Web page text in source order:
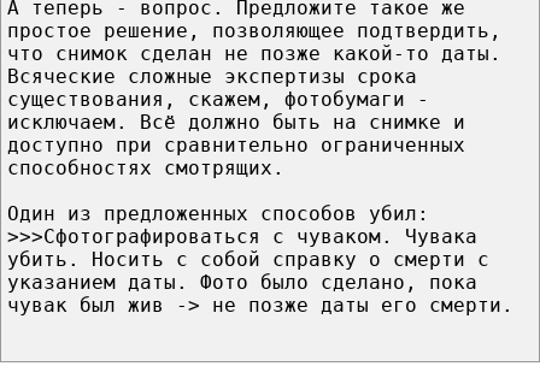
А теперь - вопрос. Предложите такое же
простое решение, позволяющее подтвердить,
что снимок сделан не позже какой-то даты.
Всяческие сложные экспертизы срока
существования, скажем, фотобумаги -
исключаем. Всё должно быть на снимке и
доступно при сравнительно ограниченных
способностях смотрящих.
Один из предложенных способов убил:
>>>Сфотографироваться с чуваком. Чувака
убить. Носить с собой справку о смерти с
указанием даты. Фото было сделано, пока
чувак был жив -> не позже даты его смерти.